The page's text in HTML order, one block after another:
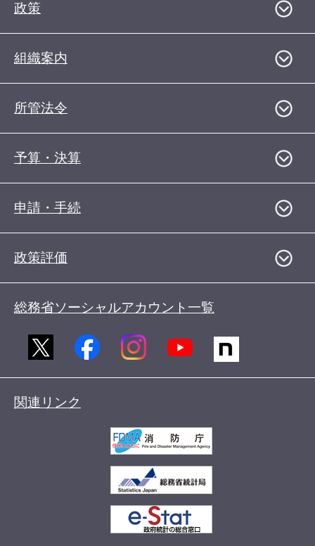
政策
組織案内
所管法令
予算・決算
申請・手続
政策評価
総務省ソーシャルアカウント一覧
関連リンク